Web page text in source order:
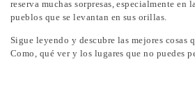
reserva muchas sorpresas, especialmente en
pueblos que se levantan en sus orillas.
Sigue leyendo y descubre las mejores cosas
Como, qué ver y los lugares que no puedes